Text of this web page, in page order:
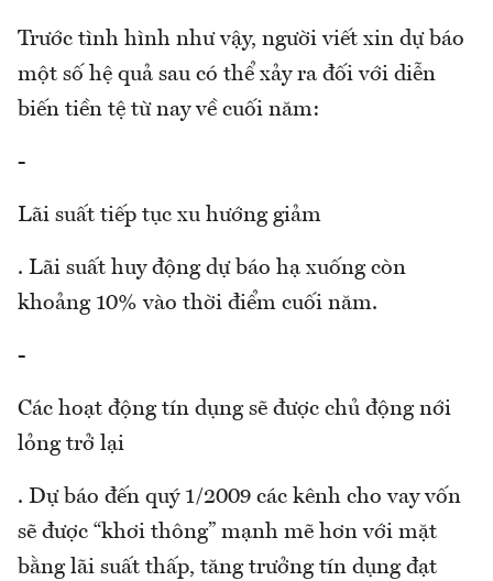
Trước tình hình như vậy, người viết xin dự báo
một số hệ quả sau có thể xảy ra đối với diễn
biến tiền tệ từ nay về cuối năm:
-
Lãi suất tiếp tục xu hướng giảm
. Lãi suất huy động dự báo hạ xuống còn
khoảng 10% vào thời điểm cuối năm.
-
Các hoạt động tín dụng sẽ được chủ động nới
lỏng trở lại
. Dự báo đến quý 1/2009 các kênh cho vay vốn
sẽ được “khơi thông” mạnh mẽ hơn với mặt
bằng lãi suất thấp, tăng trưởng tín dụng đạt